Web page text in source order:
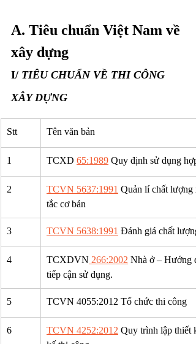
A. Tiêu chuẩn Việt Nam về
xây dựng
I/ TIÊU CHUẨN VỀ THI CÔNG
XÂY DỰNG
Stt Tên văn bản
1 TCXD 65:1989 Quy định sử dụng
2 TCVN 5637:1991 Quản lí chất
tắc cơ bản
3 TCVN 5638:1991 Đánh giá chất
4 TCXDVN 266:2002 Nhà ở – Hướng
tiếp cận sử dụng.
5 TCVN 4055:2012 Tổ chức thi công
6 TCVN 4252:2012 Quy trình lập thiết